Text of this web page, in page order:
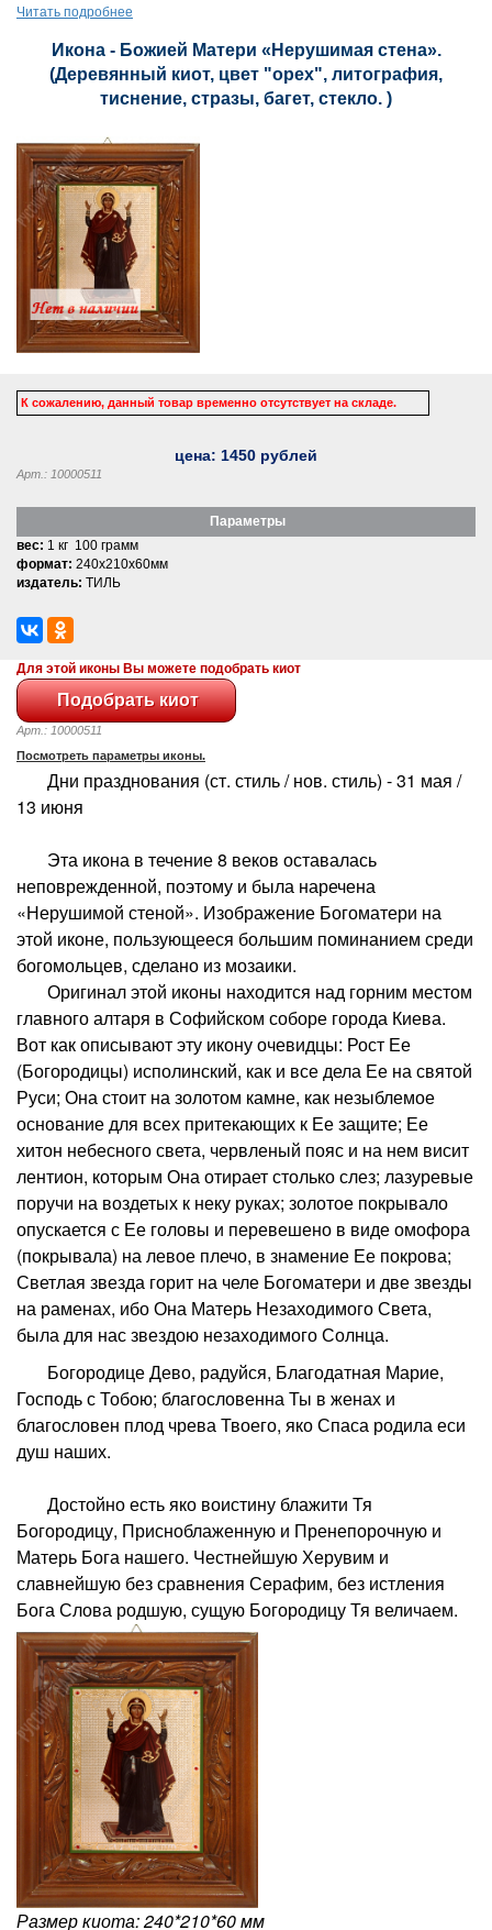
Читать подробнее
Икона - Божией Матери «Нерушимая стена».
(Деревянный киот, цвет "орех", литография,
тиснение, стразы, багет, стекло. )
К сожалению, данный товар временно отсутствует на складе.
цена: 1450 рублей
Арт.: 10000511
Параметры
вес: 1 кг 100 грамм
формат: 240x210x60мм
издатель: ТИЛЬ
Для этой иконы Вы можете подобрать киот
Арт.: 10000511
Посмотреть параметры иконы.
Дни празднования (ст. стиль / нов. стиль) - 31 мая /
13 июня
Эта икона в течение 8 веков оставалась
неповрежденной, поэтому и была наречена
«Нерушимой стеной». Изображение Богоматери на
этой иконе, пользующееся большим поминанием среди
богомольцев, сделано из мозаики.
Оригинал этой иконы находится над горним местом
главного алтаря в Софийском соборе города Киева.
Вот как описывают эту икону очевидцы: Рост Ее
(Богородицы) исполинский, как и все дела Ее на святой
Руси; Она стоит на золотом камне, как незыблемое
основание для всех притекающих к Ее защите; Ее
хитон небесного света, червленый пояс и на нем висит
лентион, которым Она отирает столько слез; лазуревые
поручи на воздетых к неку руках; золотое покрывало
опускается с Ее головы и перевешено в виде омофора
(покрывала) на левое плечо, в знамение Ее покрова;
Светлая звезда горит на челе Богоматери и две звезды
на раменах, ибо Она Матерь Незаходимого Света,
была для нас звездою незаходимого Солнца.
Богородице Дево, радуйся, Благодатная Марие,
Господь с Тобою; благословенна Ты в женах и
благословен плод чрева Твоего, яко Спаса родила еси
душ наших.
Достойно есть яко воистину блажити Тя
Богородицу, Присноблаженную и Пренепорочную и
Матерь Бога нашего. Честнейшую Херувим и
славнейшую без сравнения Серафим, без истления
Бога Слова родшую, сущую Богородицу Тя величаем.
Размер киота: 240*210*60 мм